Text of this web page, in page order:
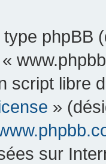
phpBB
script libre
»
sur